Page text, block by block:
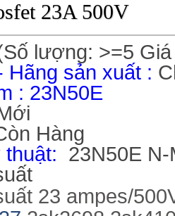
23A 500V
lượng: >=5
Hãng sản xuất :
: 23N50E
Hàng
thuật: 23N50E
23 ampes/